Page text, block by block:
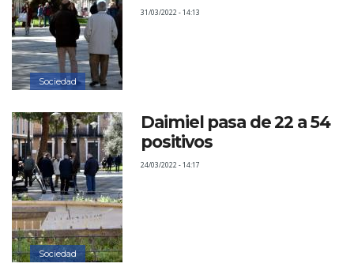
Sociedad
31/03/2022 - 14:13
Sociedad
Daimiel pasa de 22 a 54
positivos
24/03/2022 - 14:17